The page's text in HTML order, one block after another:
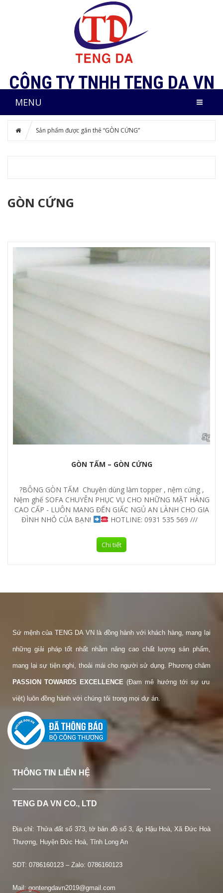
CÔNG TY TNHH TENG DA VN
MENU
Sản phẩm được gắn thẻ “GÒN CỨNG”
GÒN CỨNG
GÒN TẤM – GÒN CỨNG
?BÔNG GÒN TẤM Chuyên dùng làm topper , nệm cứng ,
Nệm ghế SOFA CHUYÊN PHỤC VỤ CHO NHỮNG MẶT HÀNG
CAO CẤP - LUÔN MANG ĐẾN GIẤC NGỦ AN LÀNH CHO GIA
ĐÌNH NHỎ CỦA BẠN!
HOTLINE: 0931 535 569 ///
Chi tiết
Sứ mệnh của TENG DA VN là đồng hành với khách hàng, mang lại
những giải pháp tốt nhất nhằm nâng cao chất lượng sản phẩm,
mang lại sự tiện nghi, thoải mái cho người sử dụng. Phương châm
PASSION TOWARDS EXCELLENCE (Đam mê hướng tới sự ưu
việt) luôn đồng hành với chúng tôi trong mọi dự án.
THÔNG TIN LIÊN HỆ
TENG DA VN CO., LTD
Địa chỉ: Thửa đất số 373, tờ bản đồ số 3, ấp Hậu Hoà, Xã Đức Hoà
Thượng, Huyện Đức Hoà, Tỉnh Long An
SDT: 0786160123 – Zalo: 0786160123
Mail: gontengdavn2019@gmail.com